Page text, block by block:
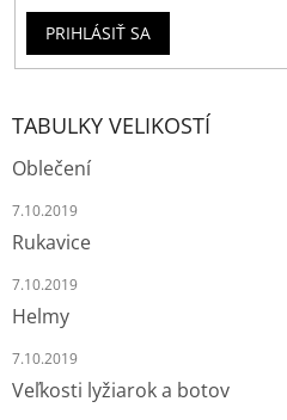
PRIHLÁSIŤ SA
TABULKY VELIKOSTÍ
Oblečení
7.10.2019
Rukavice
7.10.2019
Helmy
7.10.2019
Veľkosti lyžiarok a botov